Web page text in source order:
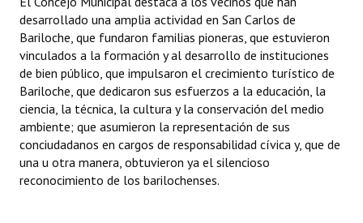
Actas de Sesión
Informes de Unidad Coordinadora
Ejecución Presupuestaria
Actas de Audiencias Públicas
NORMATIVA
desarrollado una amplia actividad en San Carlos de
Bariloche, que fundaron familias pioneras, que estuvieron
vinculados a la formación y al desarrollo de instituciones
de bien público, que impulsaron el crecimiento turístico de
Bariloche, que dedicaron sus esfuerzos a la educación, la
ciencia, la técnica, la cultura y la conservación del medio
ambiente; que asumieron la representación de sus
conciudadanos en cargos de responsabilidad cívica y, que de
una u otra manera, obtuvieron ya el silencioso
reconocimiento de los barilochenses.